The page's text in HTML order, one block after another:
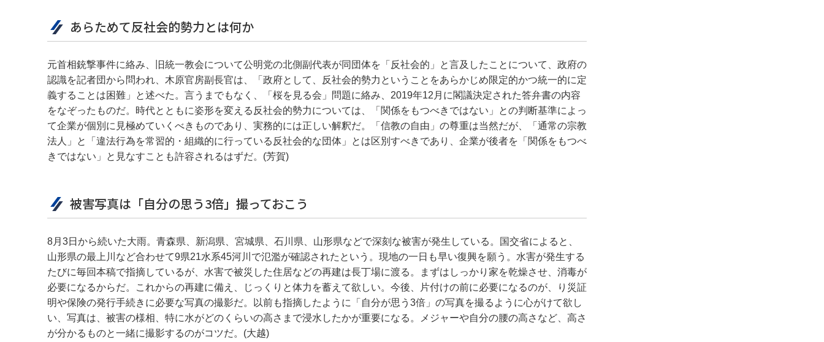
あらためて反社会的勢力とは何か
元首相銃撃事件に絡み、旧統一教会について公明党の北側副代表が同団体を「反社会的」と言及したことについて、政府の
認識を記者団から問われ、木原官房副長官は、「政府として、反社会的勢力ということをあらかじめ限定的かつ統一的に定
義することは困難」と述べた。言うまでもなく、「桜を見る会」問題に絡み、2019年12月に閣議決定された答弁書の内容
をなぞったものだ。時代とともに姿形を変える反社会的勢力については、「関係をもつべきではない」との判断基準によっ
て企業が個別に見極めていくべきものであり、実務的には正しい解釈だ。「信教の自由」の尊重は当然だが、「通常の宗教
法人」と「違法行為を常習的・組織的に行っている反社会的な団体」とは区別すべきであり、企業が後者を「関係をもつべ
きではない」と見なすことも許容されるはずだ。(芳賀)
被害写真は「自分の思う3倍」撮っておこう
8月3日から続いた大雨。青森県、新潟県、宮城県、石川県、山形県などで深刻な被害が発生している。国交省によると、
山形県の最上川など合わせて9県21水系45河川で氾濫が確認されたという。現地の一日も早い復興を願う。水害が発生する
たびに毎回本稿で指摘しているが、水害で被災した住居などの再建は長丁場に渡る。まずはしっかり家を乾燥させ、消毒が
必要になるからだ。これからの再建に備え、じっくりと体力を蓄えて欲しい。今後、片付けの前に必要になるのが、り災証
明や保険の発行手続きに必要な写真の撮影だ。以前も指摘したように「自分が思う3倍」の写真を撮るように心がけて欲し
い、写真は、被害の様相、特に水がどのくらいの高さまで浸水したかが重要になる。メジャーや自分の腰の高さなど、高さ
が分かるものと一緒に撮影するのがコツだ。(大越)